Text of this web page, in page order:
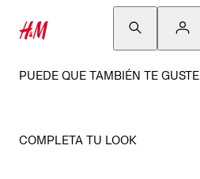
PUEDE QUE TAMBIÉN TE GUSTE
COMPLETA TU LOOK